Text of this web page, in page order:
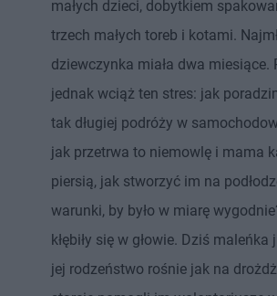
małych dzieci, dobytkiem
trzech małych toreb i kotami.
dziewczynka miała dwa miesiące.
jednak wciąż ten stres: jak
tak długiej podróży w
jak przetrwa to niemowlę i mama
piersią, jak stworzyć im na
warunki, by było w miarę
kłębiły się w głowie. Dziś maleńka
jej rodzeństwo rośnie jak na